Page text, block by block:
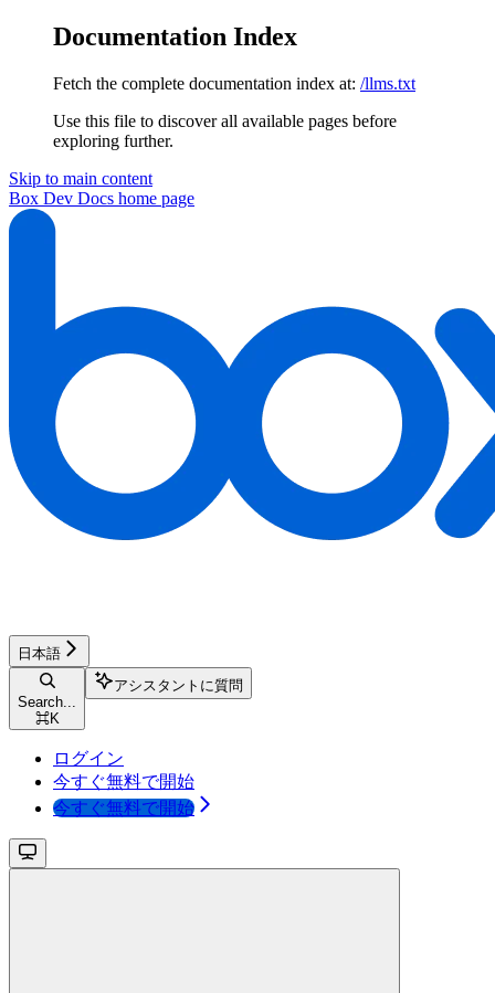
Documentation Index
Fetch the complete documentation index at: /llms.txt
Use this file to discover all available pages before
exploring further.
Skip to main content
Box Dev Docs home page
日本語
Search...
⌘K
アシスタントに質問
ログイン
今すぐ無料で開始
今すぐ無料で開始